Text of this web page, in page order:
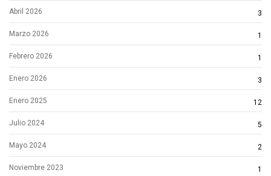
Abril 2026 3
Marzo 2026 1
Febrero 2026 1
Enero 2026 3
Enero 2025 12
Julio 2024 5
Mayo 2024 2
Noviembre 2023 1